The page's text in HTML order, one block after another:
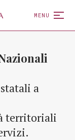
MENU
a
territoriali